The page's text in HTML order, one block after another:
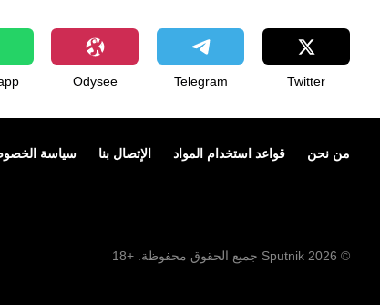
Twitter
Telegram
Odysee
من نحن قواعد استخدام المواد الإتصال بنا سياسة
© 2026 Sputnik جميع الحقوق محفوظة. +18